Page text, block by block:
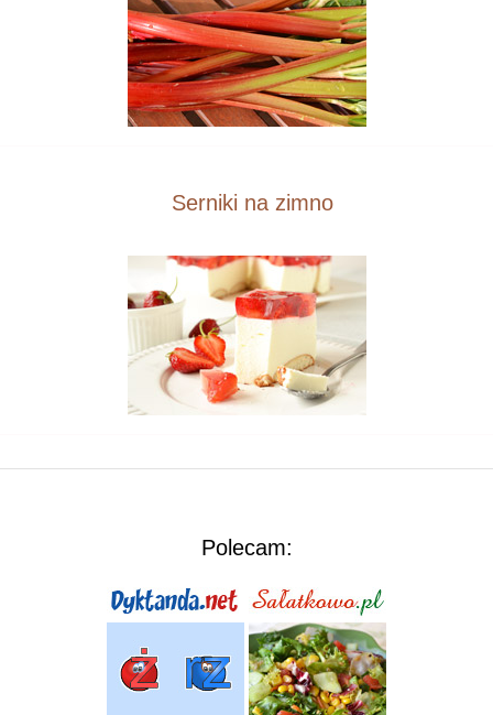
Serniki na zimno
Polecam: